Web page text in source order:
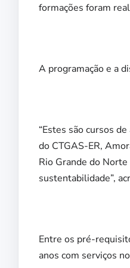
formações foram
A programação e a
“Estes são cursos
do CTGAS-ER,
Rio Grande do
sustentabilidade”,
Entre os pré-
anos com serviços